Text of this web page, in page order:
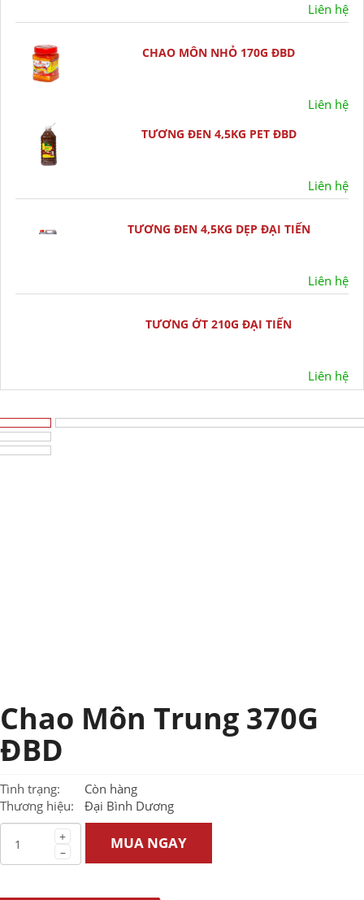
Liên hệ
CHAO MÔN NHỎ 170G ĐBD
Liên hệ
TƯƠNG ĐEN 4,5KG PET ĐBD
Liên hệ
TƯƠNG ĐEN 4,5KG DẸP ĐẠI TIẾN
Liên hệ
TƯƠNG ỚT 210G ĐẠI TIẾN
Liên hệ
Chao Môn Trung 370G
ĐBD
Tình trạng:
Còn hàng
Thương hiệu:
Đại Bình Dương
+
–
MUA NGAY